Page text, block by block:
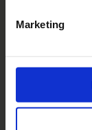
Marketing